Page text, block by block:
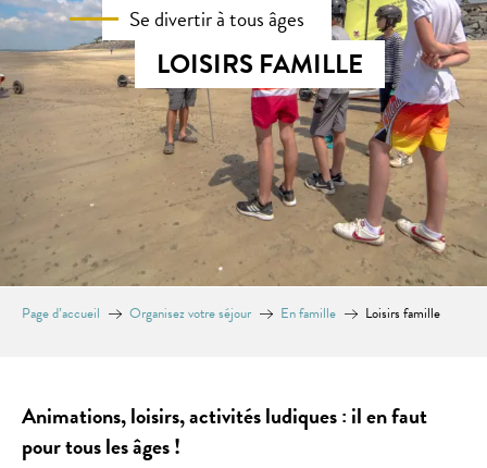
Se divertir à tous âges
LOISIRS FAMILLE
Page d’accueil Organisez votre séjour En famille Loisirs famille
Animations, loisirs, activités ludiques : il en faut
pour tous les âges !